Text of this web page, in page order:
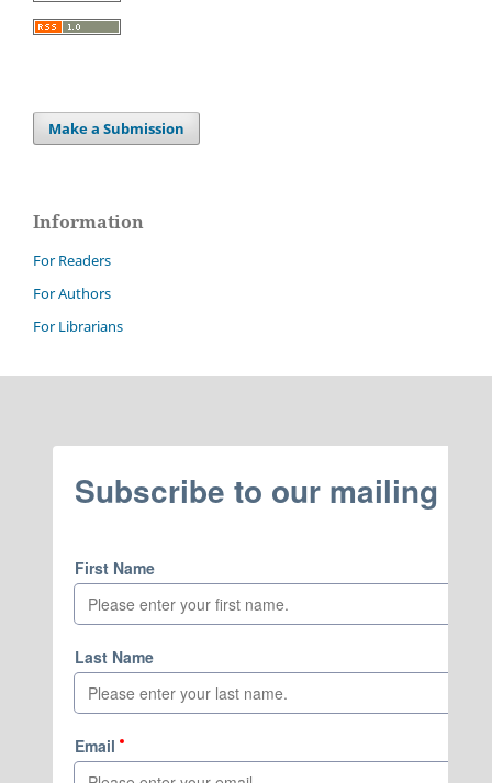
Make a Submission
Information
For Readers
For Authors
For Librarians